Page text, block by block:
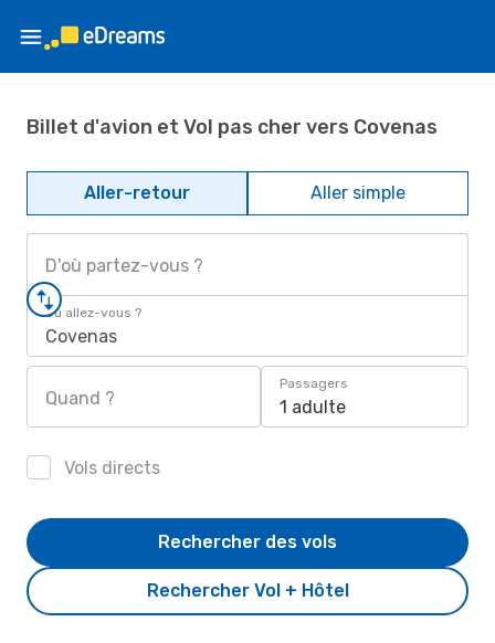
Billet d'avion et Vol pas cher vers Covenas
Aller-retour Aller simple
D'où partez-vous ?
Où allez-vous ?
Covenas
Quand ?
Passagers
1 adulte
Vols directs
Rechercher Vol + Hôtel
Rechercher des vols